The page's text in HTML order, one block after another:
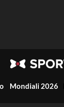
Mondiali 2026